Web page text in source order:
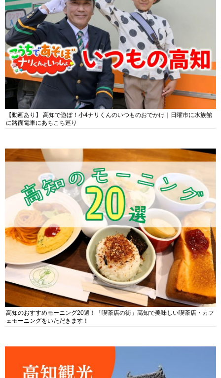
【動画あり】 高知で遊ぼ！小4ナリくんのいつものおでかけ｜日曜市に水族館
に路面電車にあちこち巡り
高知のおすすめモーニング20選！「喫茶店の街」高知で美味しい喫茶店・カフ
ェモーニングをいただきます！